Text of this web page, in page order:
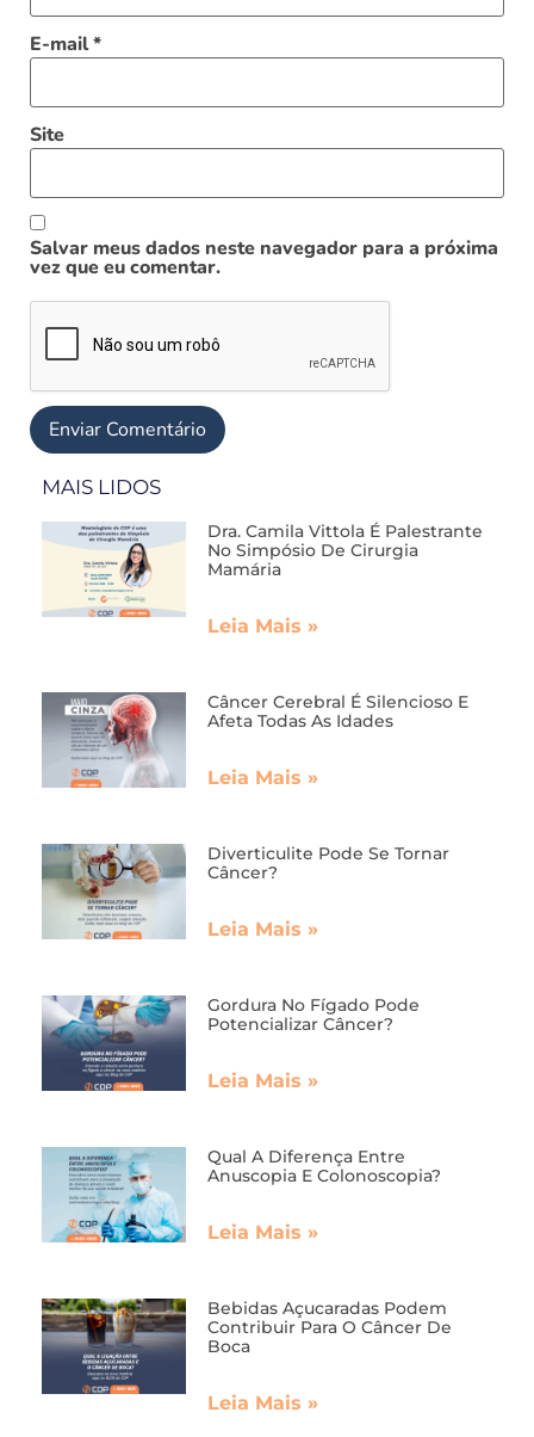
E-mail*
Site
Salvar meus dados neste navegador para a próxima
vez que eu comentar.
MAIS LIDOS
Dra. Camila Vittola É Palestrante
No Simpósio De Cirurgia
Mamária
Leia Mais »
Câncer Cerebral É Silencioso E
Afeta Todas As Idades
Leia Mais »
Diverticulite Pode Se Tornar
Câncer?
Leia Mais »
Gordura No Fígado Pode
Potencializar Câncer?
Leia Mais »
Qual A Diferença Entre
Anuscopia E Colonoscopia?
Leia Mais »
Bebidas Açucaradas Podem
Contribuir Para O Câncer De
Boca
Leia Mais »